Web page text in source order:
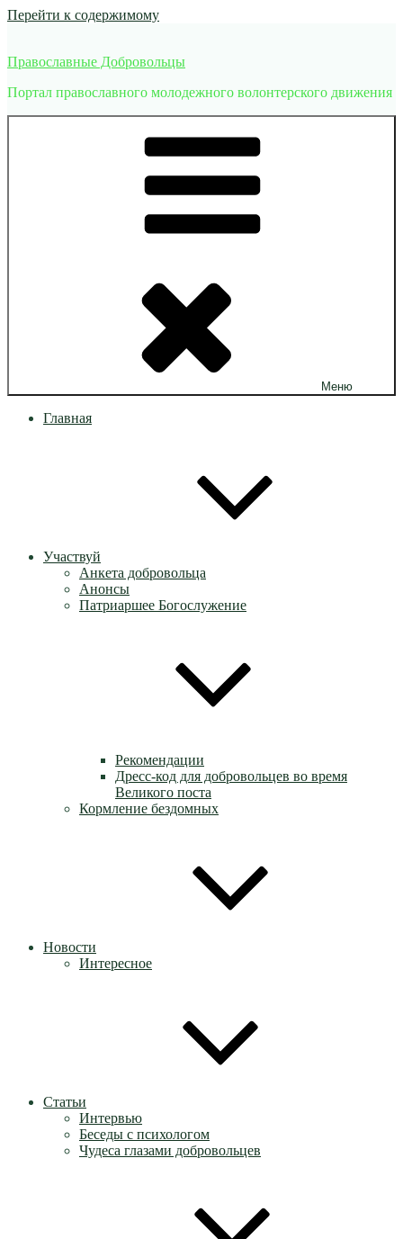
Перейти к содержимому
Православные Добровольцы
Портал православного молодежного волонтерского движения
Меню
Главная
Участвуй
Анкета добровольца
Анонсы
Патриаршее Богослужение
Рекомендации
Дресс-код для добровольцев во время
Великого поста
Кормление бездомных
Новости
Интересное
Статьи
Интервью
Беседы с психологом
Чудеса глазами добровольцев